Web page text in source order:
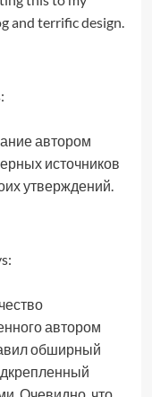
and terrific design.
автором
источников
утверждений.
автором
обширный